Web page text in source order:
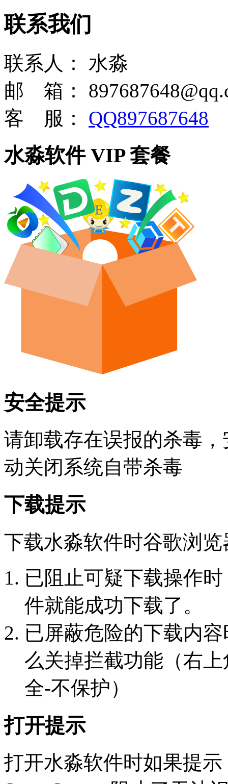
联系我们
联系人：
水淼
邮 箱：
客 服：
QQ897687648
水淼软件 VIP 套餐
安全提示
请卸载存在误报的杀毒
动关闭系统自带杀毒
下载提示
下载水淼软件时谷歌浏
已阻止可疑下载操作
件就能成功下载了。
已屏蔽危险的下载内
么关掉拦截功能（右
全-不保护）
打开提示
打开水淼软件时如果提示